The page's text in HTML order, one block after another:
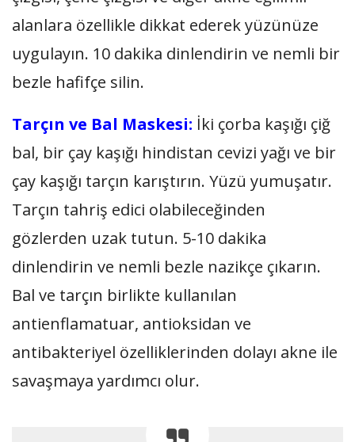
alanlara özellikle dikkat ederek yüzünüze
uygulayın. 10 dakika dinlendirin ve nemli bir
bezle hafifçe silin.
Tarçın ve Bal Maskesi: İki çorba kaşığı çiğ
bal, bir çay kaşığı hindistan cevizi yağı ve bir
çay kaşığı tarçın karıştırın. Yüzü yumuşatır.
Tarçın tahriş edici olabileceğinden
gözlerden uzak tutun. 5-10 dakika
dinlendirin ve nemli bezle nazikçe çıkarın.
Bal ve tarçın birlikte kullanılan
antienflamatuar, antioksidan ve
antibakteriyel özelliklerinden dolayı akne ile
savaşmaya yardımcı olur.